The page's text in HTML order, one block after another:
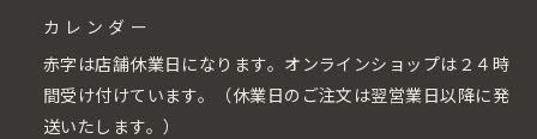
カレンダー
赤字は店舗休業日になります。オンラインショップは２４時
間受け付けています。（休業日のご注文は翌営業日以降に発
送いたします。）